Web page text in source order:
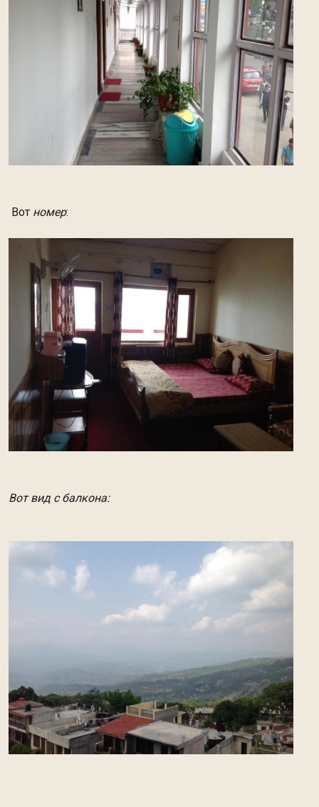
Вот номер:
Вот вид с балкона: